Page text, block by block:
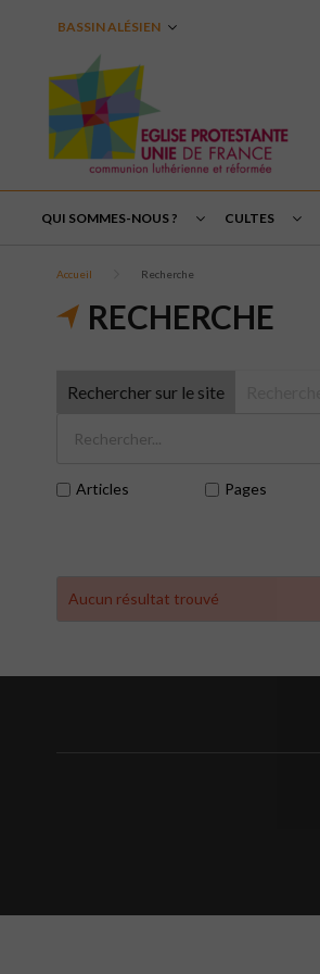
BASSIN ALÉSIEN
QUI SOMMES-NOUS ? CULTES
Accueil Recherche
RECHERCHE
Rechercher sur le site
Articles Pages
Aucun résultat trouvé